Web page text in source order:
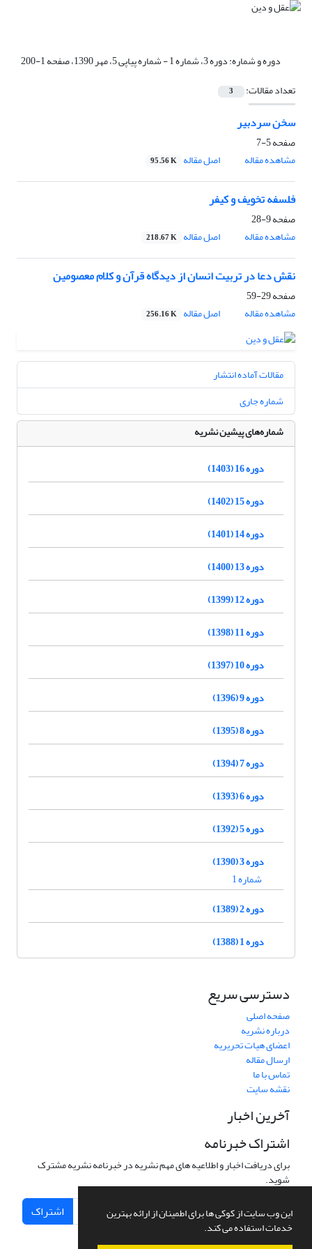
این وب سایت از کوکی ها برای اطمینان از ارائه بهترین
خدمات استفاده می کند.
دوره و شماره:دوره 3، شماره 1 - شماره پیاپی 5، مهر 1390، صفحه 1-200
تعداد مقالات:
3
سخن سردبیر
صفحه5-7
مشاهده مقاله
اصل مقاله 95.56 K
فلسفه تخویف و کیفر
صفحه9-28
مشاهده مقاله
اصل مقاله 218.67 K
نقش دعا در تربیت انسان از دیدگاه قرآن و کلام معصومین
صفحه29-59
مشاهده مقاله
اصل مقاله 256.16 K
مقالات آماده انتشار
شماره جاری
شماره‌های پیشین نشریه
دوره 16 (1403)
دوره 15 (1402)
دوره 14 (1401)
دوره 13 (1400)
دوره 12 (1399)
دوره 11 (1398)
دوره 10 (1397)
دوره 9 (1396)
دوره 8 (1395)
دوره 7 (1394)
دوره 6 (1393)
دوره 5 (1392)
دوره 3 (1390)
شماره 1
دوره 2 (1389)
دوره 1 (1388)
دسترسی سریع
صفحه اصلی
درباره نشریه
اعضای هیات تحریریه
ارسال مقاله
تماس با ما
نقشه سایت
آخرین اخبار
اشتراک خبرنامه
برای دریافت اخبار و اطلاعیه های مهم نشریه در خبرنامه نشریه مشترک
شوید.
اشتراک